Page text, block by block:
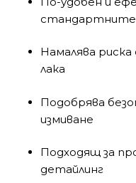
Намалява
лака
Подобрява
измиване
Подходящ за
детайлинг